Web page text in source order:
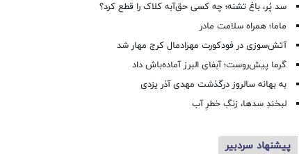
سد پُر، باغ تشنه؛ چه کسی حق‌آبه کلاک را قطع کرد؟
ماما؛ همراه سلامت مادر
آتش‌سوزی در فودکورت مهرادمال کرج مهار شد
گرما پیش‌روست؛ آبفای البرز آماده‌باش داد
به بهانه سالروز درگذشت مهدی آذر یزدی
لبخندِ سدها، زنگِ خطرِ آب
پیشنهاد سردبیر